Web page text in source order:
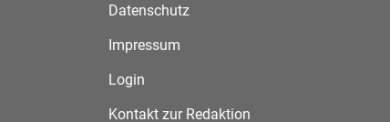
Datenschutz
Impressum
Login
Kontakt zur Redaktion